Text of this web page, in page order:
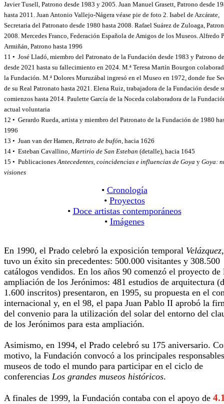
Javier Tusell, Patrono desde 1983 y 2005. Juan Manuel Grasett, Patrono desde
hasta 2011. Juan Antonio Vallejo-Nágera véase pie de foto 2. Isabel de Azcárate,
Secretaria del Patronato desde 1980 hasta 2008. Rafael Suárez de Zuloaga,
2008. Mercedes Franco, Federación Española de Amigos de los Museos. Alfredo
Armiñán, Patrono hasta 1996
11 • José Lladó, miembro del Patronato de la Fundación desde 1983 y Patrono
desde 2021 hasta su fallecimiento en 2024. M.ª Teresa Martín Bourgon
la Fundación. M.ª Dolores Muruzábal ingresó en el Museo en 1972, donde fue
de su Real Patronato hasta 2021. Elena Ruiz, trabajadora de la Fundación desde
comienzos hasta 2014. Paulette García de la Noceda colaboradora de la
actual voluntaria
12 • Gerardo Rueda, artista y miembro del Patronato de la Fundación de 1980
1996
13 • Juan van der Hamen, Retrato de bufón, hacia 1626
14 • Esteban Cavallino, Martirio de San Esteban (detalle), hacia 1645
15 • PublicacionesAntecedentes, coincidencias e influencias de Goya y Goya:
visiones
• Cronología
• Proyectos
• Doce artistas contemporáneos
• Imágenes
En 1990, el Prado celebró la exposición temporal Velázquez
tuvo un éxito sin precedentes: 500.000 visitantes y 308.500
catálogos vendidos. En los años 90 comenzó el proyecto de
ampliación de los Jerónimos: 481 estudios de arquitectura
1.600 inscritos) presentaron, en 1995, su propuesta en el
internacional y, en el 98, el papa Juan Pablo II aprobó la
del convenio para la utilización del solar del entorno del
de los Jerónimos para esta ampliación.
Asimismo, en 1994, el Prado celebró su 175 aniversario.
motivo, la Fundación convocó a los principales
museos de todo el mundo para participar en el ciclo de
conferencias Los grandes museos históricos.
A finales de 1999, la Fundación contaba con el apoyo de